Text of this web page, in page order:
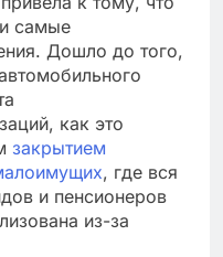
самые
Дошло до того,
как это
закрытием
, где вся
и пенсионеров
из-за